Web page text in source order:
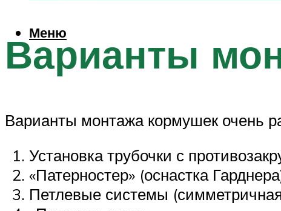
Меню
Варианты
Варианты монтажа кормушек очень
Установка трубочки с
«Патерностер» (оснастка
Петлевые системы